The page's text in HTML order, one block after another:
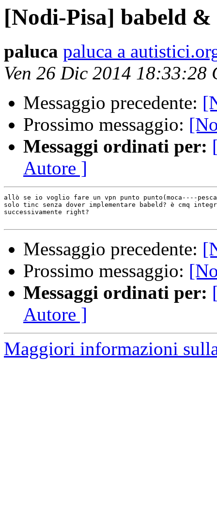
[Nodi-Pisa] babeld
paluca paluca a
Ven 26 Dic 2014 18:33:28
Messaggio precedente:
Prossimo messaggio:
Messaggi ordinati per:
Autore ]
allò se io voglio fare un vpn punto punto(moca----
solo tinc senza dover implementare babeld? è cmq
successivamente right?
Messaggio precedente:
Prossimo messaggio:
Messaggi ordinati per:
Autore ]
Maggiori informazioni